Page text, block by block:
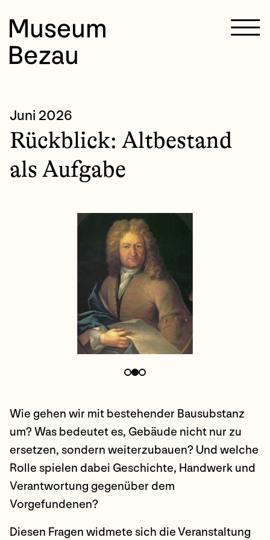
Juni 2026
Rückblick: Altbestand
als Aufgabe
Wie gehen wir mit bestehender Bausubstanz
um? Was bedeutet es, Gebäude nicht nur zu
ersetzen, sondern weiterzubauen? Und welche
Rolle spielen dabei Geschichte, Handwerk und
Verantwortung gegenüber dem
Vorgefundenen?
Diesen Fragen widmete sich die Veranstaltung